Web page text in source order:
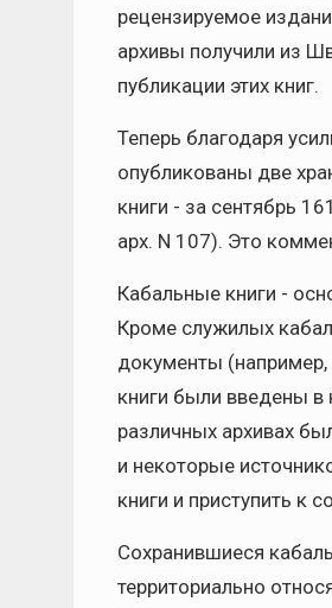
рецензируемое
архивы получили из
публикации этих книг.
Теперь благодаря
опубликованы две
книги - за сентябрь
арх. N 107). Это
Кабальные книги -
Кроме служилых
документы
книги были введены
различных архивах
и некоторые
книги и приступить к
Сохранившиеся
территориально